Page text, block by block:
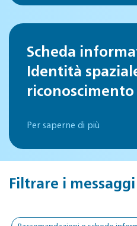
Scheda
Identità
riconoscimento
Per saperne di più
Filtrare i messaggi